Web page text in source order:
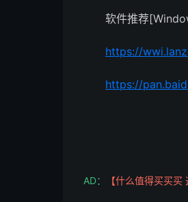
软件推荐
https://
https://
AD： 【什么值得买买